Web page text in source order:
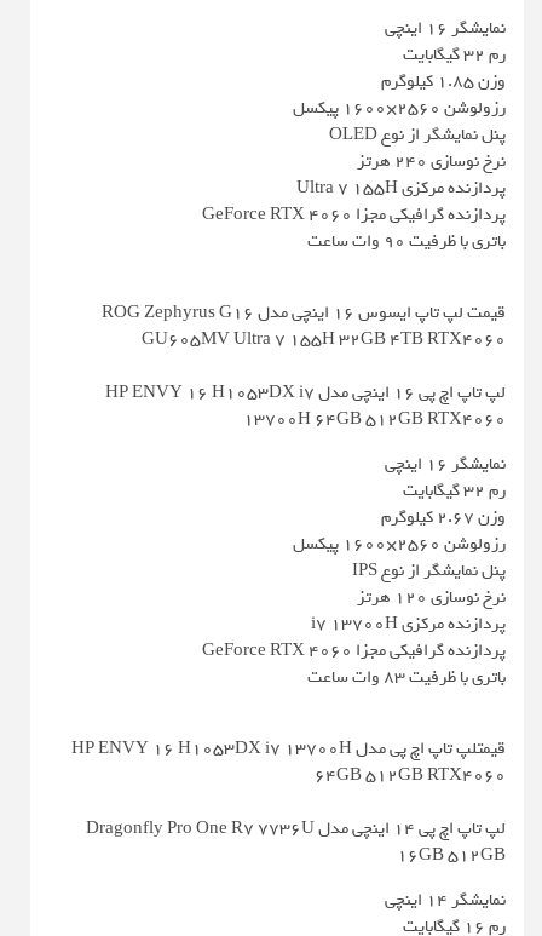
نمایشگر ۱۶ اینچی
رم ۳۲ گیگابایت
وزن ۱.۸۵ کیلوگرم
رزولوشن 2560×1600 پیکسل
پنل نمایشگر از نوع OLED
نرخ نوسازی ۲۴۰ هرتز
پردازنده مرکزی Ultra 7 155H
پردازنده گرافیکی مجزا GeForce RTX 4060
باتری با ظرفیت ۹۰ وات ساعت
قیمت لپ تاپ ایسوس 16 اینچی مدل ROG Zephyrus G16
GU605MV Ultra 7 155H 32GB 4TB RTX4060
لپ تاپ اچ پی 16 اینچی مدل HP ENVY 16 H1053DX i7
13700H 64GB 512GB RTX4060
نمایشگر ۱۶ اینچی
رم ۳۲ گیگابایت
وزن ۲.۶۷ کیلوگرم
رزولوشن 2560×1600 پیکسل
پنل نمایشگر از نوع IPS
نرخ نوسازی ۱۲۰ هرتز
پردازنده مرکزی i7 13700H
پردازنده گرافیکی مجزا GeForce RTX 4060
باتری با ظرفیت ۸۳ وات ساعت
قیمتلپ تاپ اچ پی مدل HP ENVY 16 H1053DX i7 13700H
64GB 512GB RTX4060
لپ تاپ اچ پی 14 اینچی مدل Dragonfly Pro One R7 7736U
16GB 512GB
نمایشگر ۱۴ اینچی
رم ۱۶ گیگابایت